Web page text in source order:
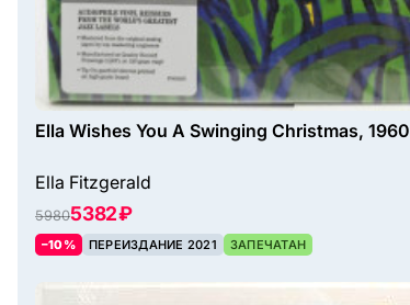
Ella Wishes You A Swinging Christmas, 1960
Ella Fitzgerald
59805382 ₽
–10% ПЕРЕИЗДАНИЕ 2021 ЗАПЕЧАТАН